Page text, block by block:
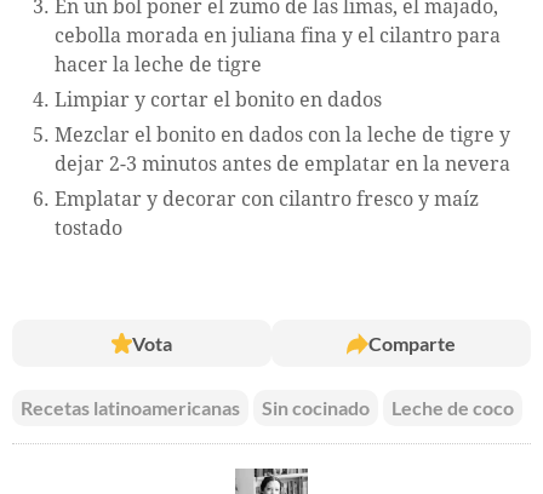
En un bol poner el zumo de las limas, el majado,
cebolla morada en juliana fina y el cilantro para
hacer la leche de tigre
Limpiar y cortar el bonito en dados
Mezclar el bonito en dados con la leche de tigre y
dejar 2-3 minutos antes de emplatar en la nevera
Emplatar y decorar con cilantro fresco y maíz
tostado
Vota Comparte
Recetas latinoamericanas Sin cocinado Leche de coco